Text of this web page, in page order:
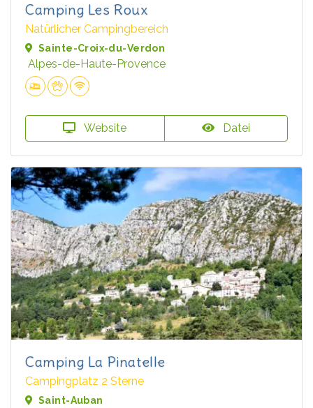
Camping Les Roux
Natürlicher Campingbereich
Sainte-Croix-du-Verdon
Alpes-de-Haute-Provence
Website Datei
Camping La Pinatelle
Campingplatz 2 Sterne
Saint-Auban